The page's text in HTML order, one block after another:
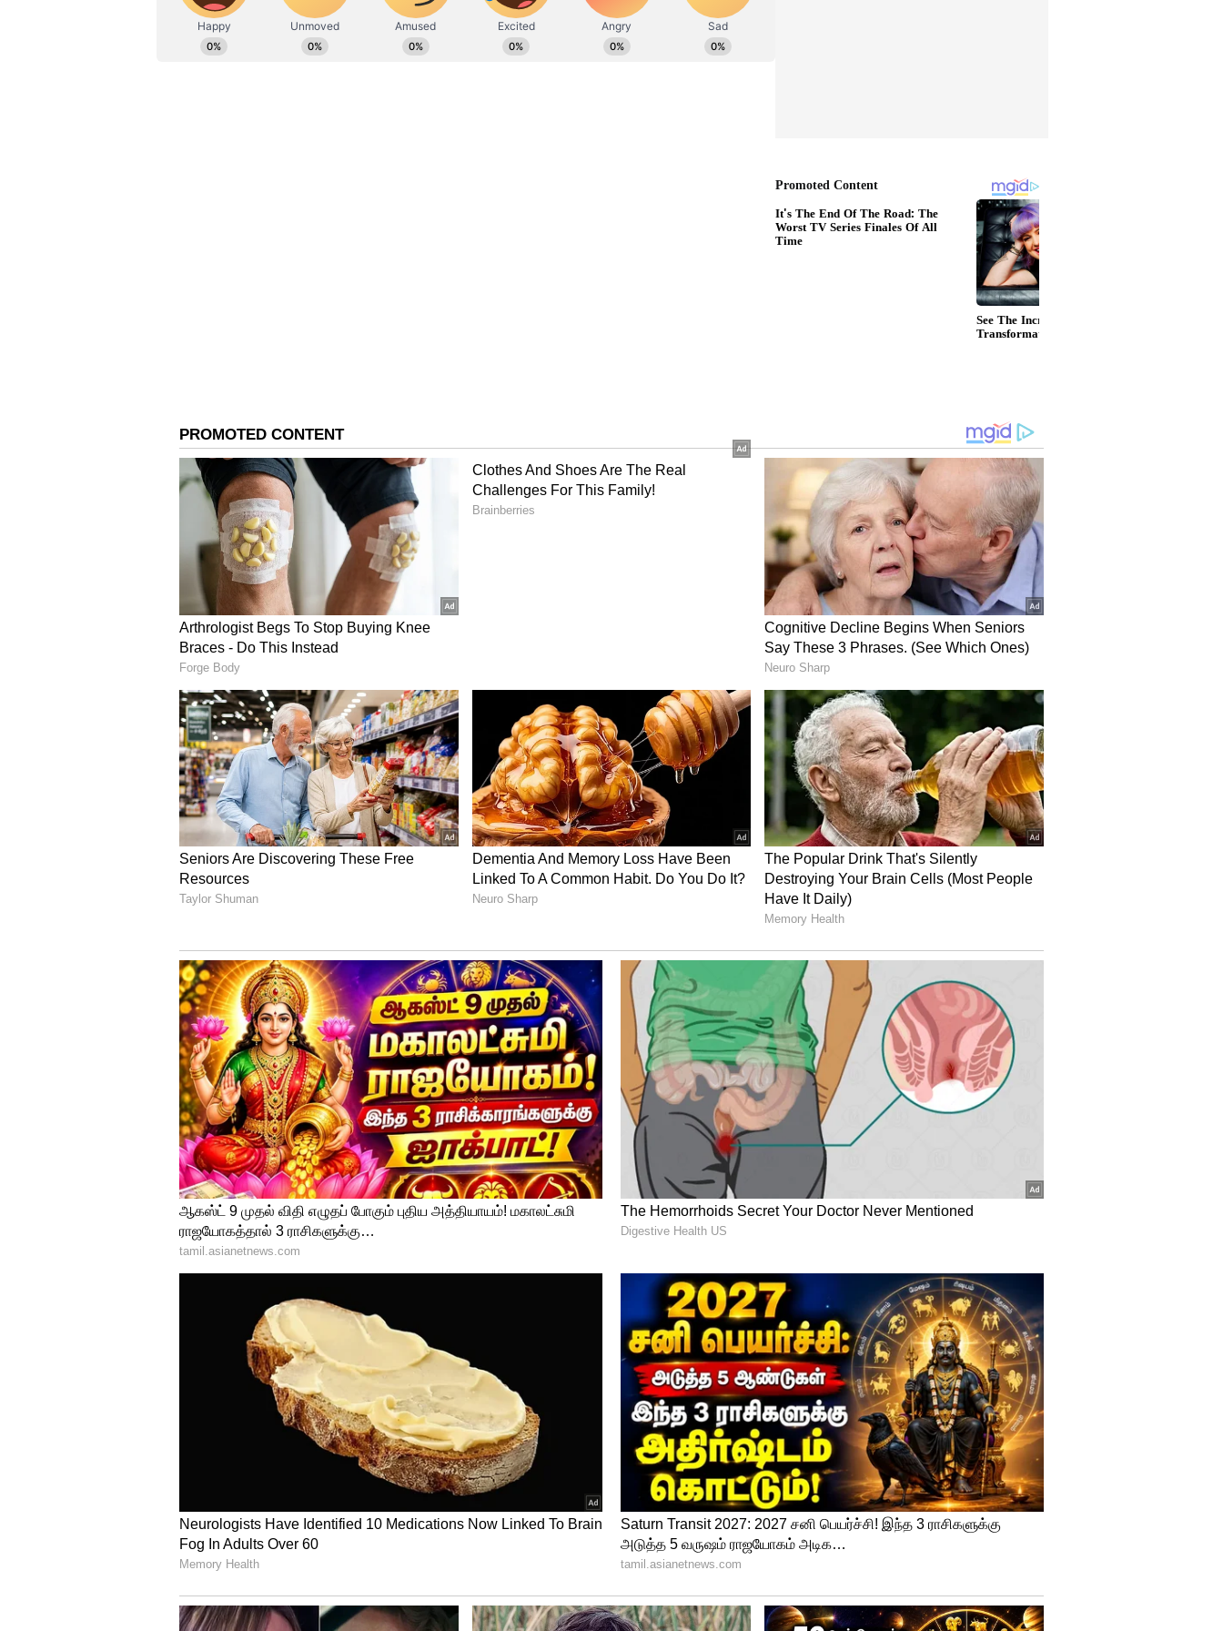
இதில், டெவான் கான்வே மற்றும் டேரில் மிட்செல் இருவரும் இணைந்து 3 ஆவது
விக்கெட்டுக்கு 180 ரன்கள் பார்ட்னர்ஷிப் அமைத்துக் கொடுத்தனர்.
அதுமட்டுமின்றி இதற்கு முன்னதாக கார்டிஃப் மைதானத்தில் ராகுல் டிராவிட்
மற்றும் விராட் கோலி இருவரும் இணைந்து 170 ரன்கள் பார்ட்னர்ஷிப் அமைத்துக்
கொடுத்தனர்.
SL vs BAN: 2ஆவது சூப்பர் 4 சுற்று போட்டியில் இலங்கை– வங்கதேசம்
பலப்பரீட்சை: மழையால் பாதிக்கப்படுமா?
அதற்கு முன்னதாக, எம்.எஸ்.தோனி மற்றும் சுரேஷ் ரெய்னா இருவரும்
இணைந்து 144 ரன்கள் எடுத்துக் கொடுத்தனர். இந்தப் போட்டியில் வெற்றி
பெற்றதன் மூலமாக, 4 ஒரு நாள் போட்டிகள் கொண்ட தொடரை 1-0 என்ற
கணக்கில் வெற்றி பெற்றது. இதையடுத்து இரு அணிகளுக்கு இடையிலான
2ஆவது ஒரு நாள் போட்டி நாளை பிற்பகல் 3.30 மணிக்கு தொடங்குகிறது.